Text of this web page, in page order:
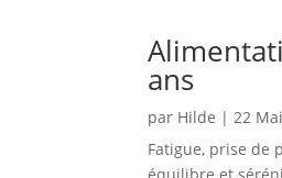
ans
par Hilde | 22
Fatigue, prise de
équilibre et